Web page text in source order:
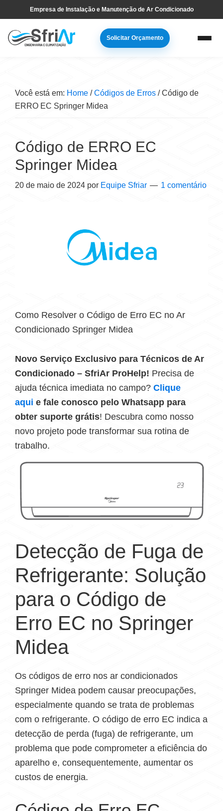
para
navegação
to
main
Empresa de Instalação e Manutenção de Ar Condicionado
Solicitar Orçamento
Você está em: Home / Códigos de Erros /Código de
ERRO EC Springer Midea
Código de ERRO EC
Springer Midea
20 de maio de 2024 por Equipe Sfriar 1 comentário
Como Resolver o Código de Erro EC no Ar
Condicionado Springer Midea
Novo Serviço Exclusivo para Técnicos de Ar
Condicionado – SfriAr ProHelp! Precisa de
ajuda técnica imediata no campo? Clique
aqui e fale conosco pelo Whatsapp para
obter suporte grátis! Descubra como nosso
novo projeto pode transformar sua rotina de
trabalho.
Detecção de Fuga de
Refrigerante: Solução
para o Código de
Erro EC no Springer
Midea
Os códigos de erro nos ar condicionados
Springer Midea podem causar preocupações,
especialmente quando se trata de problemas
com o refrigerante. O código de erro EC indica a
detecção de perda (fuga) de refrigerante, um
problema que pode comprometer a eficiência do
aparelho e, consequentemente, aumentar os
custos de energia.